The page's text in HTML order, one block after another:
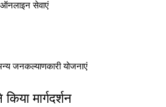
ऑनलाइन सेवाएं
जनकल्याणकारी योजनाएं
मार्गदर्शन